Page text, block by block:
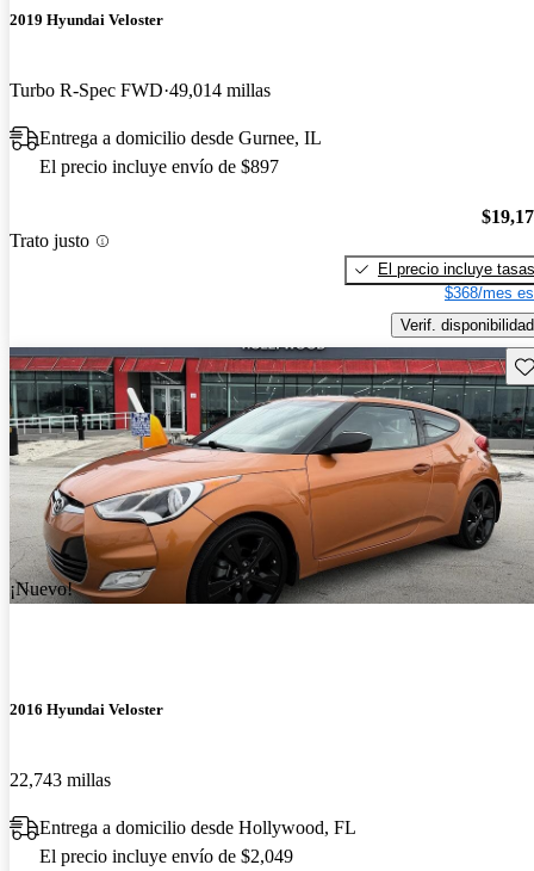
2019 Hyundai Veloster
Turbo R-Spec FWD 49,014 millas
Entrega a domicilio desde Gurnee, IL
El precio incluye envío de $897
Trato justo
El precio incluye tasas
$368/mes
Verif. disponibilidad
¡Nuevo!
2016 Hyundai Veloster
22,743 millas
Entrega a domicilio desde Hollywood, FL
El precio incluye envío de $2,049